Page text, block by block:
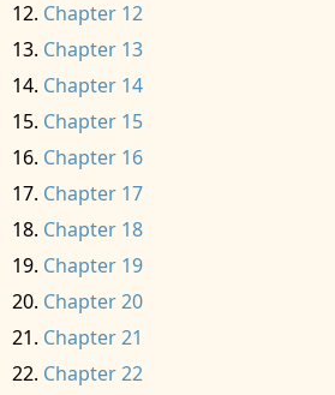
Chapter 12
Chapter 13
Chapter 14
Chapter 15
Chapter 16
Chapter 17
Chapter 18
Chapter 19
Chapter 20
Chapter 21
Chapter 22